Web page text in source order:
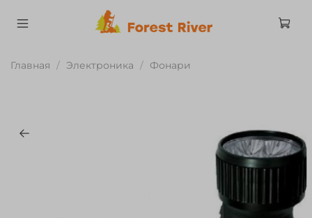
Главная Электроника Фонари